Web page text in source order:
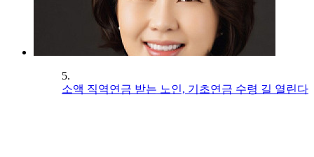
5.
소액 직역연금 받는 노인, 기초연금 수령 길 열린다